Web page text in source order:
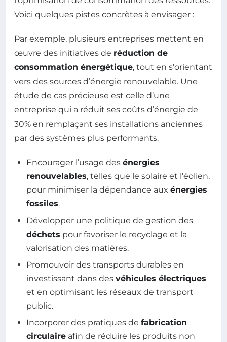
Voici quelques pistes concrètes à envisager :
Par exemple, plusieurs entreprises mettent en
œuvre des initiatives de réduction de
consommation énergétique, tout en s’orientant
vers des sources d’énergie renouvelable. Une
étude de cas précieuse est celle d’une
entreprise qui a réduit ses coûts d’énergie de
30% en remplaçant ses installations anciennes
par des systèmes plus performants.
Encourager l’usage des énergies
renouvelables, telles que le solaire et l’éolien,
pour minimiser la dépendance aux énergies
fossiles.
Développer une politique de gestion des
déchets pour favoriser le recyclage et la
valorisation des matières.
Promouvoir des transports durables en
investissant dans des véhicules électriques
et en optimisant les réseaux de transport
public.
Incorporer des pratiques de fabrication
circulaire afin de réduire les produits non